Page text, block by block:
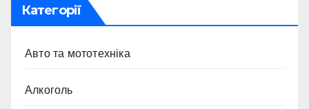
Категорії
Авто та мототехніка
Алкоголь